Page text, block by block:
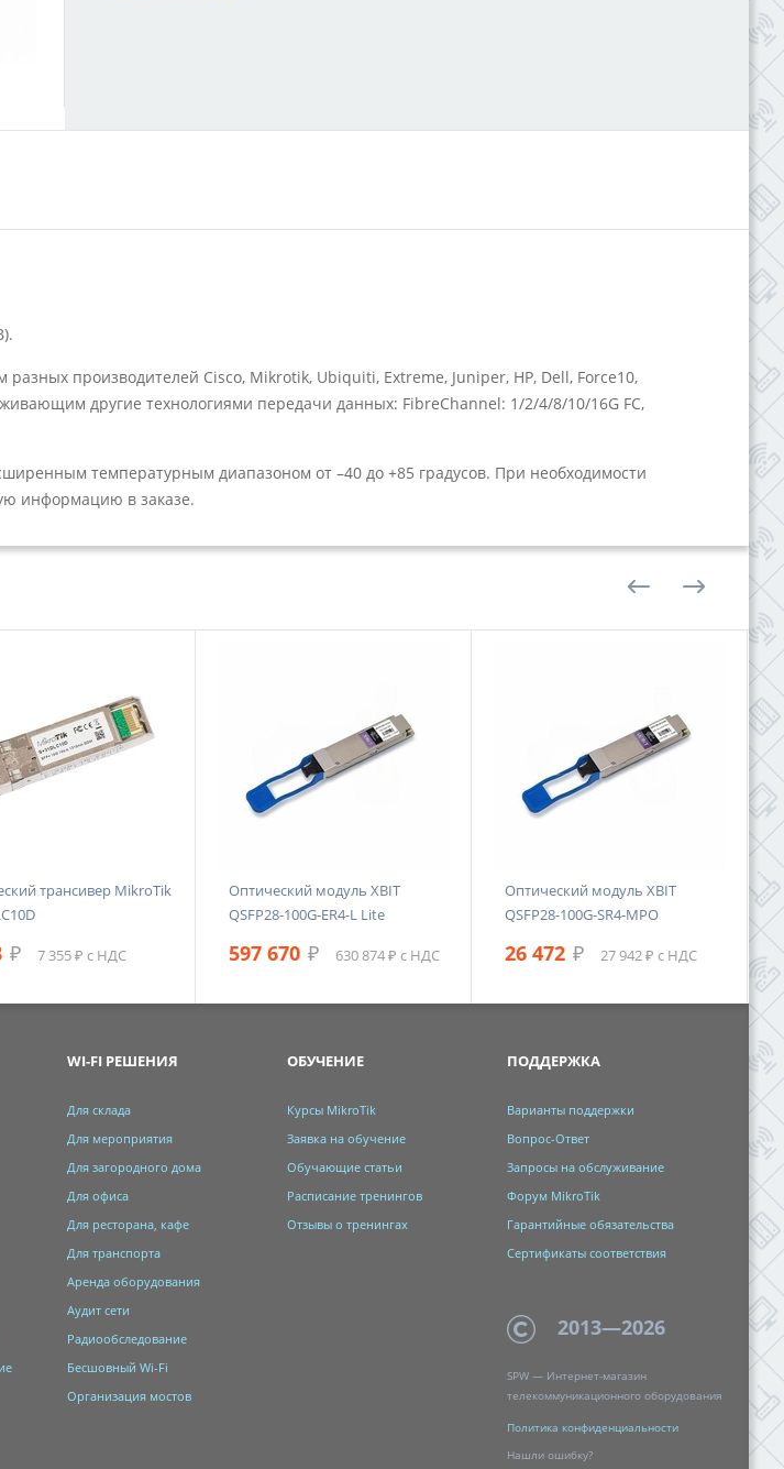
производителей Cisco, Mikrotik, Ubiquiti, Extreme, Juniper, HP, Dell, Force10,
другие технологиями передачи данных: FibreChannel: 1/2/4/8/10/16G FC,
температурным диапазоном от –40 до +85 градусов. При необходимости
информацию в заказе.
трансивер MikroTik
₽ 7 355 ₽ с НДС
Оптический модуль XBIT
QSFP28-100G-ER4-L Lite
597 670 ₽ 630 874 ₽ с НДС
Оптический модуль XBIT
QSFP28-100G-SR4-MPO
26 472 ₽ 27 942 ₽ с НДС
WI-FI РЕШЕНИЯ
Для склада
Для мероприятия
Для загородного дома
Для офиса
Для ресторана, кафе
Для транспорта
Аренда оборудования
Аудит сети
Радиообследование
Бесшовный Wi-Fi
Организация мостов
ОБУЧЕНИЕ
Курсы MikroTik
Заявка на обучение
Обучающие статьи
Расписание тренингов
Отзывы о тренингах
ПОДДЕРЖКА
Варианты поддержки
Вопрос-Ответ
Запросы на обслуживание
Форум MikroTik
Гарантийные обязательства
Сертификаты соответствия
2013—2026
SPW — Интернет-магазин
телекоммуникационного оборудования
Политика конфиденциальности
Нашли ошибку?